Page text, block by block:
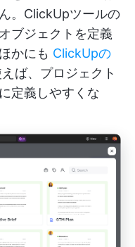
。ClickUpツールの
ブジェクトを定義
かにも ClickUpの
ば、プロジェクト
定義しやすくな